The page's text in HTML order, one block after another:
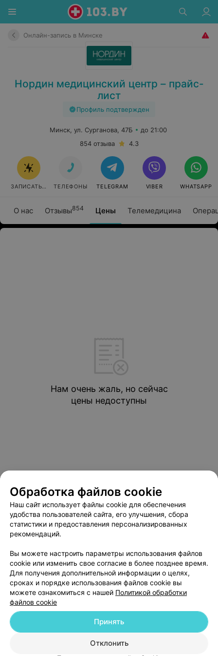
Онлайн-запись в Минске
Нордин медицинский центр – прайс-
лист
Профиль подтвержден
О нас Отзывы854 Цены Телемедицина
Минск, ул. Сурганова, 47Б
до 21:00
854 отзыва
4.3
ЗАПИСАТЬСЯ ОНЛАЙН
ТЕЛЕФОНЫ TELEGRAM VIBER WHATSAPP
Нам очень жаль, но сейчас
цены недоступны
Медицинский маркетинг
Публичный договор
Пользовательское соглашение
Способы оплаты
Вакансии
Партнеры
Написать в поддержку
Персональные настройки cookie
Обработка персональных данных
Обработка файлов cookie
Наш сайт использует файлы cookie для обеспечения
удобства пользователей сайта, его улучшения, сбора
статистики и предоставления персонализированных
рекомендаций.
Вы можете настроить параметры использования файлов
cookie или изменить свое согласие в более позднее время.
Для получения дополнительной информации о целях,
сроках и порядке использования файлов cookie вы
можете ознакомиться с нашей Политикой обработки
файлов cookie
Отклонить
Принять